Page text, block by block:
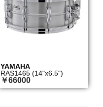
YAMAHA
RAS1465 (14"x6.5")
￥66000